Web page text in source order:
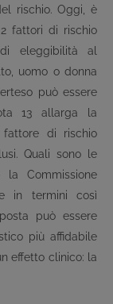
rischio. Oggi, è
fattori di rischio
eleggibilità al
uomo o donna
può essere
13 allarga la
di rischio
Quali sono le
la Commissione
in termini così
può essere
più affidabile
effetto clinico: la